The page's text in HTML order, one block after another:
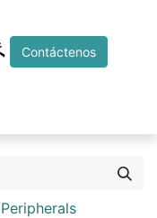
Contáctenos